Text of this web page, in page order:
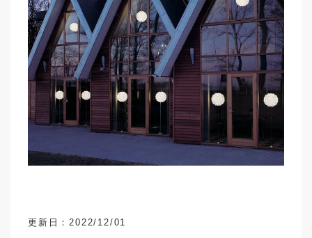
更新日：2022/12/01